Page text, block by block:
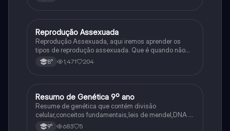
Ciência
Reprodução Assexuada
Reprodução Assexuada, aqui iremos aprender os
tipos de reprodução assexuada. Que é quando não
ocorre a fusão de gametas.
8° 1,471 204
Ciência
Resumo de Genética 9º ano
Resume de genética que contém divisão
celular,conceitos fundamentais,leis de mendel,DNA e
RNA9° 683 5